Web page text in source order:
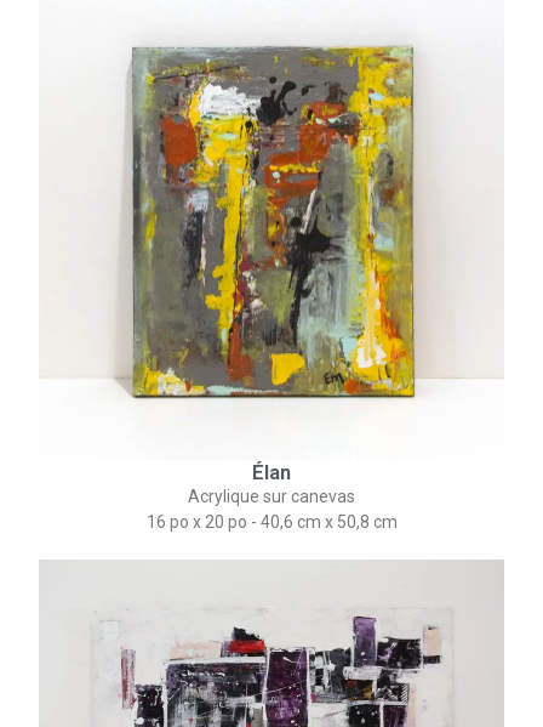
Élan
Acrylique sur canevas
16 po x 20 po - 40,6 cm x 50,8 cm